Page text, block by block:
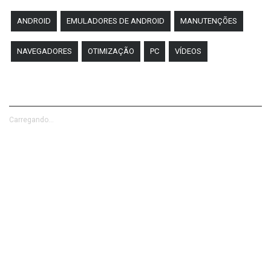
ANDROID EMULADORES DE ANDROID MANUTENÇÕES
NAVEGADORES OTIMIZAÇÃO PC VÍDEOS
Carregando...